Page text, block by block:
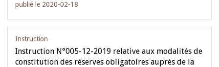
publié le 2020-02-18
Instruction
Instruction N°005-12-2019 relative aux modalités de
constitution des réserves obligatoires auprès de la